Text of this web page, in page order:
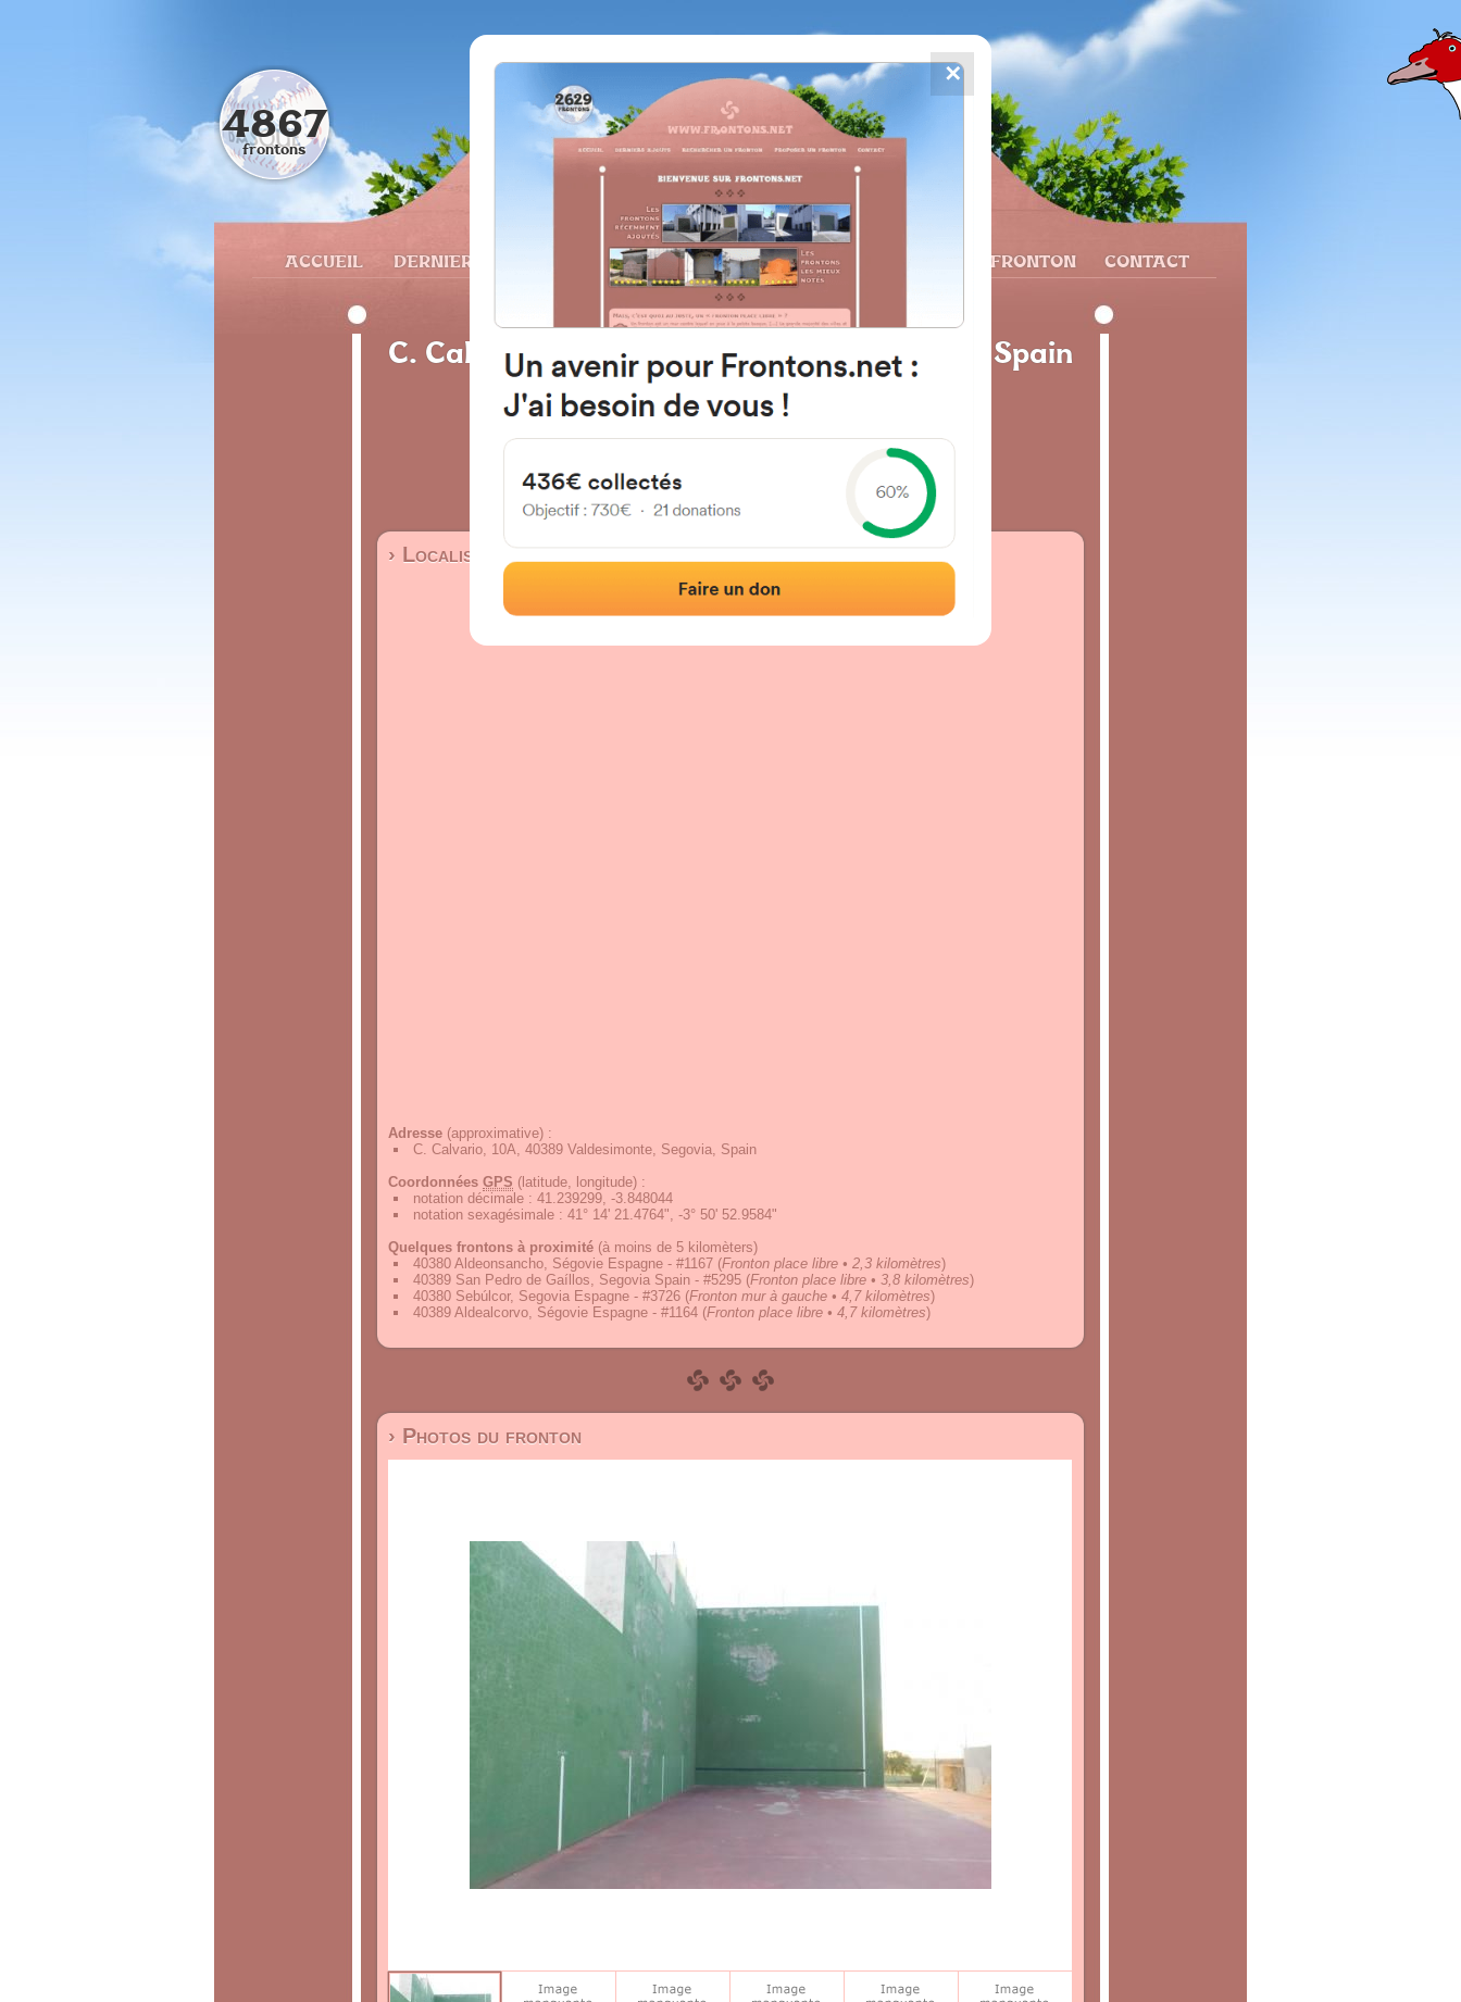
FRONTONS.NET
ACCUEIL DERNIERS AJOUTS RECHERCHER UN FRONTON PROPOSER UN FRONTON CONTACT
4867
frontons
C. Calvario 40389 Valdesimonte, Segovia Spain
10A
#5296
Localisation|Photos|Commentaires et avis
› Localisation du fronton
Adresse (approximative) :
C. Calvario, 10A, 40389 Valdesimonte, Segovia, Spain
Coordonnées GPS (latitude, longitude) :
notation décimale : 41.239299, -3.848044
notation sexagésimale : 41° 14' 21.4764", -3° 50' 52.9584"
Quelques frontons à proximité (à moins de 5 kilomèters)
40380 Aldeonsancho, Ségovie Espagne - #1167 (Fronton place libre • 2,3 kilomètres)
40389 San Pedro de Gaíllos, Segovia Spain - #5295 (Fronton place libre • 3,8 kilomètres)
40380 Sebúlcor, Segovia Espagne - #3726 (Fronton mur à gauche • 4,7 kilomètres)
40389 Aldealcorvo, Ségovie Espagne - #1164 (Fronton place libre • 4,7 kilomètres)
› Photos du fronton
✕